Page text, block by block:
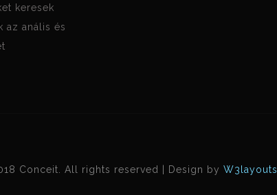
keresek
az anális és
Conceit. All rights reserved | Design by W3layouts